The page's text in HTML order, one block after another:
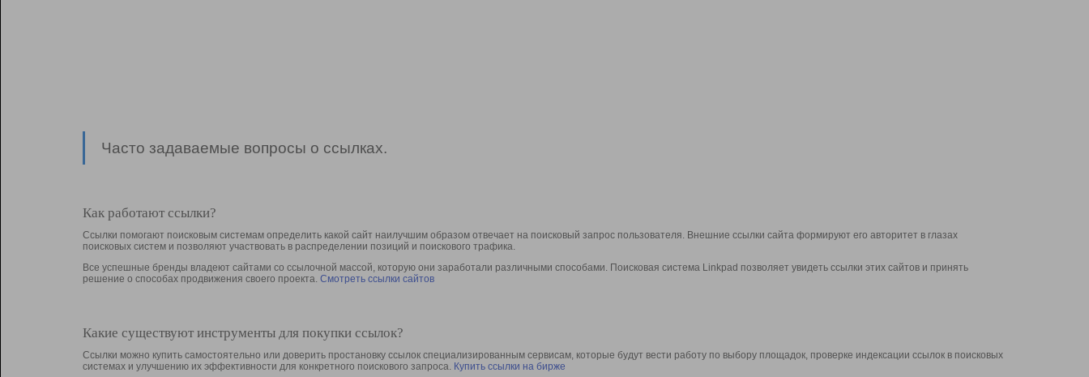
Часто задаваемые вопросы о ссылках.
Как работают ссылки?
Ссылки помогают поисковым системам определить какой сайт наилучшим образом отвечает на поисковый запрос пользователя. Внешние ссылки сайта формируют его авторитет в глазах
поисковых систем и позволяют участвовать в раcпределении позиций и поискового трафика.
Все успешные бренды владеют сайтами со ссылочной массой, которую они заработали различными способами. Поисковая система Linkpad позволяет увидеть ссылки этих сайтов и принять
решение о способах продвижения своего проекта. Смотреть ссылки сайтов
Какие существуют инструменты для покупки ссылок?
Ссылки можно купить самостоятельно или доверить простановку ссылок специализированным сервисам, которые будут вести работу по выбору площадок, проверке индексации ссылок в поисковых
системах и улучшению их эффективности для конкретного поискового запроса. Купить ссылки на бирже